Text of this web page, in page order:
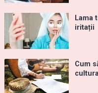
Lama
iritații
Cum